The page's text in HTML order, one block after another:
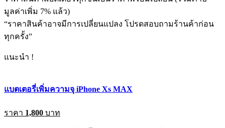
มูลค่าเพิ่ม 7% แล้ว)
“ราคาสินค้าอาจมีการเปลี่ยนแปลง โปรดสอบถามร้านค้าก่อน
ทุกครั้ง”
แนะนำ !
แบตเตอรี่เพิ่มความจุ iPhone Xs MAX
ราคา 1,800 บาท